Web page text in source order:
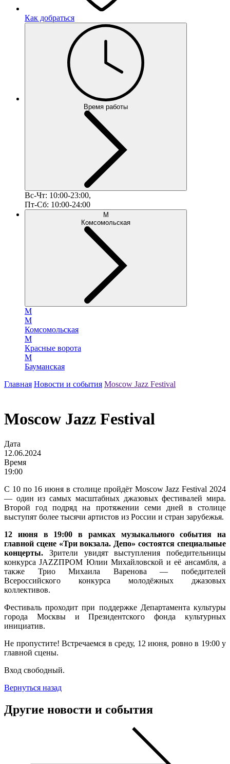
Как добраться
Время работы
Вс-Чт: 10:00-23:00,
Пт-Сб: 10:00-24:00
М
Комсомольская
М
М
Комсомольская
М
Красные ворота
М
Бауманская
Главная Новости и события Moscow Jazz Festival
Moscow Jazz Festival
Дата
12.06.2024
Время
19:00
С 10 по 16 июня в столице пройдёт Moscow Jazz Festival 2024
— один из самых масштабных джазовых фестивалей мира.
Второй год подряд на протяжении семи дней в столице
выступят более тысячи артистов из России и стран зарубежья.
12 июня в 19:00 в рамках музыкального события на
главной сцене «Три вокзала. Депо» состоятся специальные
концерты. Зрители увидят выступления победительницы
конкурса JAZZПРОМ Юлии Михайловской и её ансамбля, а
также Трио Михаила Варенова — победителей
Всероссийского конкурса молодёжных джазовых
коллективов.
Фестиваль проходит при поддержке Департамента культуры
города Москвы и Президентского фонда культурных
инициатив.
Не пропустите! Встречаемся в среду, 12 июня, ровно в 19:00 у
главной сцены.
Вход свободный.
Вернуться назад
Другие новости и события